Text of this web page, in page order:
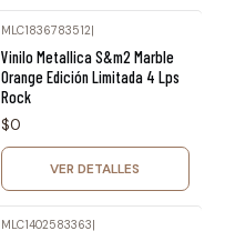
MLC1836783512|
Vinilo Metallica S&m2 Marble
Orange Edición Limitada 4 Lps
Rock
$0
VER DETALLES
MLC1402583363